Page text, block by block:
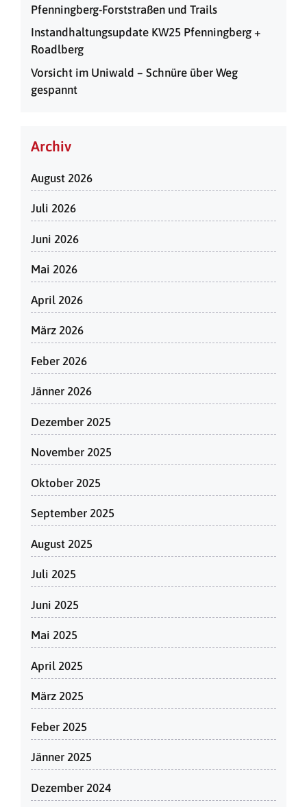
Pfenningberg-Forststraßen und Trails
Instandhaltungsupdate KW25 Pfenningberg +
Roadlberg
Vorsicht im Uniwald – Schnüre über Weg
gespannt
Archiv
August 2026
Juli 2026
Juni 2026
Mai 2026
April 2026
März 2026
Feber 2026
Jänner 2026
Dezember 2025
November 2025
Oktober 2025
September 2025
August 2025
Juli 2025
Juni 2025
Mai 2025
April 2025
März 2025
Feber 2025
Jänner 2025
Dezember 2024